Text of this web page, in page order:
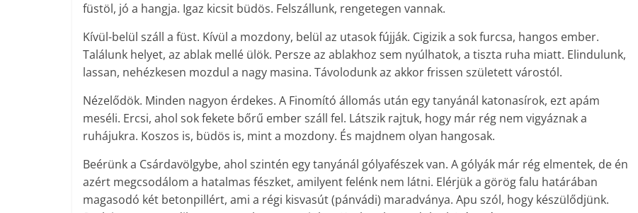
füstöl, jó a hangja. Igaz kicsit büdös. Felszállunk, rengetegen vannak.
Kívül-belül száll a füst. Kívül a mozdony, belül az utasok fújják. Cigizik a sok furcsa, hangos ember.
Találunk helyet, az ablak mellé ülök. Persze az ablakhoz sem nyúlhatok, a tiszta ruha miatt. Elindulunk,
lassan, nehézkesen mozdul a nagy masina. Távolodunk az akkor frissen született várostól.
Nézelődök. Minden nagyon érdekes. A Finomító állomás után egy tanyánál katonasírok, ezt apám
meséli. Ercsi, ahol sok fekete bőrű ember száll fel. Látszik rajtuk, hogy már rég nem vigyáznak a
ruhájukra. Koszos is, büdös is, mint a mozdony. És majdnem olyan hangosak.
Beérünk a Csárdavölgybe, ahol szintén egy tanyánál gólyafészek van. A gólyák már rég elmentek, de én
azért megcsodálom a hatalmas fészket, amilyent felénk nem látni. Elérjük a görög falu határában
magasodó két betonpillért, ami a régi kisvasút (pánvádi) maradványa. Apu szól, hogy készülődjünk.